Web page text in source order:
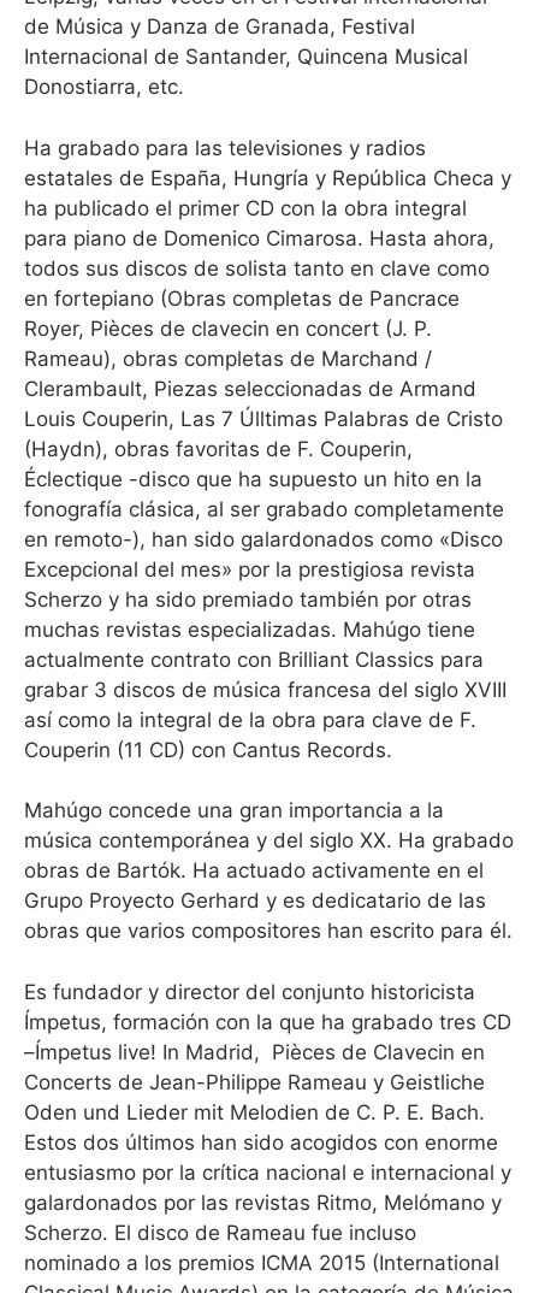
de Música y Danza de Granada, Festival
Internacional de Santander, Quincena Musical
Donostiarra, etc.
Ha grabado para las televisiones y radios
estatales de España, Hungría y República Checa y
ha publicado el primer CD con la obra integral
para piano de Domenico Cimarosa. Hasta ahora,
todos sus discos de solista tanto en clave como
en fortepiano (Obras completas de Pancrace
Royer, Pièces de clavecin en concert (J. P.
Rameau), obras completas de Marchand /
Clerambault, Piezas seleccionadas de Armand
Louis Couperin, Las 7 Úlltimas Palabras de Cristo
(Haydn), obras favoritas de F. Couperin,
Éclectique -disco que ha supuesto un hito en la
fonografía clásica, al ser grabado completamente
en remoto-), han sido galardonados como «Disco
Excepcional del mes» por la prestigiosa revista
Scherzo y ha sido premiado también por otras
muchas revistas especializadas. Mahúgo tiene
actualmente contrato con Brilliant Classics para
grabar 3 discos de música francesa del siglo XVIII
así como la integral de la obra para clave de F.
Couperin (11 CD) con Cantus Records.
Mahúgo concede una gran importancia a la
música contemporánea y del siglo XX. Ha grabado
obras de Bartók. Ha actuado activamente en el
Grupo Proyecto Gerhard y es dedicatario de las
obras que varios compositores han escrito para él.
Es fundador y director del conjunto historicista
Ímpetus, formación con la que ha grabado tres CD
–Ímpetus live! In Madrid, Pièces de Clavecin en
Concerts de Jean-Philippe Rameau y Geistliche
Oden und Lieder mit Melodien de C. P. E. Bach.
Estos dos últimos han sido acogidos con enorme
entusiasmo por la crítica nacional e internacional y
galardonados por las revistas Ritmo, Melómano y
Scherzo. El disco de Rameau fue incluso
nominado a los premios ICMA 2015 (International